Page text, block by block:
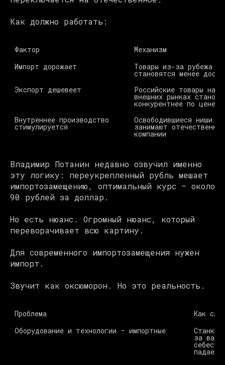
Как должно работать:
Фактор
Механизм
Импорт дорожает
Товары из-за рубежа
Экспорт дешевеет Российские товары на
внешних рынках
конкурентнее по цене
Внутреннее производство
стимулируется
Освободившиеся ниши
занимают отечественные
компании
Владимир Потанин недавно озвучил именно
эту логику: переукрепленный рубль мешает
импортозамещению, оптимальный курс — около
90 рублей за доллар.
Но есть нюанс. Огромный нюанс, который
переворачивает всю картину.
Для современного импортозамещения нужен
импорт.
Звучит как оксюморон. Но это реальность.
Проблема
Как
Оборудование и технологии — импортные
Станки,
за
падает